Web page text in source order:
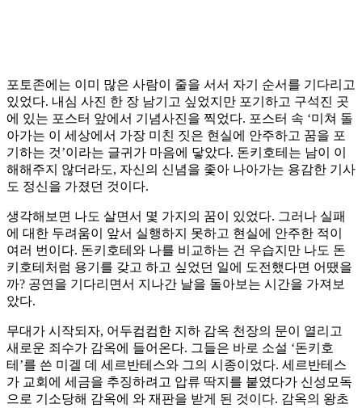
포토존에는 이미 많은 사람이 줄을 서서 자기 순서를 기다리고
있었다. 내심 사진 한 장 남기고 싶었지만 포기하고 구석진 곳
에 있는 포스터 앞에서 기념사진을 찍었다. 포스터 속 ‘미쳐 돌
아가는 이 세상에서 가장 미친 짓은 현실에 안주하고 꿈을 포
기하는 것’이라는 글귀가 마음에 닿았다. 돈키호테는 남이 이
해해주지 않더라도, 자신의 신념을 좇아 나아가는 용감한 기사
도 정신을 가졌던 것이다.
생각해보면 나도 살면서 몇 가지의 꿈이 있었다. 그러나 실패
에 대한 두려움이 앞서 실행하지 못하고 현실에 안주한 적이
여러 번이다. 돈키호테와 나를 비교하는 건 우습지만 나도 돈
키호테처럼 용기를 갖고 하고 싶었던 일에 도전했다면 어땠을
까? 공연을 기다리면서 지나간 날을 돌아보는 시간을 가져보
았다.
무대가 시작되자, 어두컴컴한 지하 감옥 천장의 문이 열리고
새로운 죄수가 감옥에 들어온다. 그들은 바로 소설 ‘돈키호
테’를 쓴 미겔 데 세르반테스와 그의 시종이었다. 세르반테스
가 교회에 세금을 추징하려고 압류 딱지를 붙였다가 신성모독
으로 기소당해 감옥에 와 재판을 받게 된 것이다. 감옥의 왕초